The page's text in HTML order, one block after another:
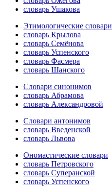
словарь Ушакова
Этимологические словари
словарь Крылова
словарь Семёнова
словарь Успенского
словарь Фасмера
словарь Шанского
Словари синонимов
словарь Абрамова
словарь Александровой
Словари антонимов
словарь Введенской
словарь Львова
Ономастические словари
словарь Петровского
словарь Суперанской
словарь Успенского